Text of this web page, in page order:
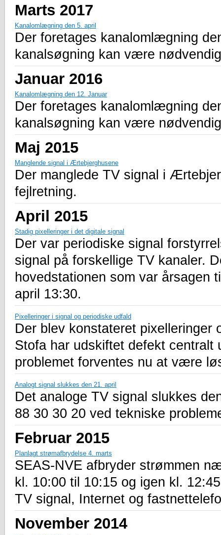
Marts 2017
Kanalomlægning den 5. april
Der foretages kanalomlægning
kanalsøgning kan være
Januar 2016
Kanalomlægning den 12. Januar
Der foretages kanalomlægning
kanalsøgning kan være
Maj 2015
Manglende signal i Ærtebjerghusene
Der manglede TV signal i
fejlretning.
April 2015
Stadig pixelleringer i det digitale signal
Der var periodiske signal
signal på forskellige TV kanaler.
hovedstationen som var årsagen
april 13:30.
Pixelleringer i signal og periodiske udfald
Der blev konstateret pixelleringer
Stofa har udskiftet defekt centralt
problemet forventes nu at være
Analogt signal slukkes den 21. april
Det analoge TV signal slukkes
88 30 30 20 ved tekniske
Februar 2015
Planlagt strømafbrydelse 4. marts
SEAS-NVE afbryder strømmen
kl. 10:00 til 10:15 og igen kl.
TV signal, Internet og
November 2014